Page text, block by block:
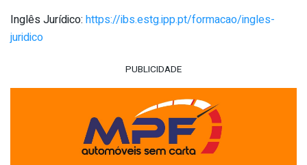
Inglês Jurídico: https://ibs.estg.ipp.pt/formacao/ingles-
juridico
PUBLICIDADE